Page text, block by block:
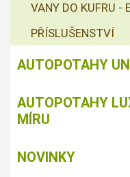
VANY DO KUFRU -
PŘÍSLUŠENSTVÍ
AUTOPOTAHY
AUTOPOTAHY
MÍRU
NOVINKY